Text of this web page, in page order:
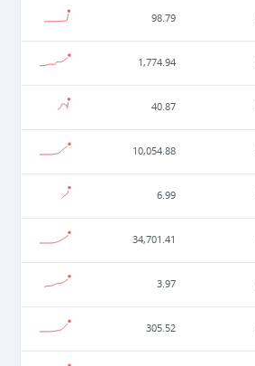
98.79
1,774.94
40.87
10,054.88
6.99
34,701.41
3.97
305.52